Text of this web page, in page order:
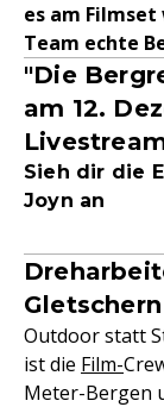
es am
Team echte
"Die
am 12.
Sieh dir die
Joyn an
Gletschern
Outdoor statt
ist die Film-
Meter-Bergen